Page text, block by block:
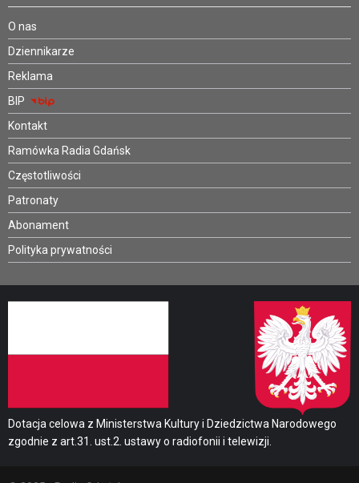
O nas
Dziennikarze
Reklama
BIP
Kontakt
Ramówka Radia Gdańsk
Częstotliwości
Patronaty
Abonament
Polityka prywatności
Dotacja celowa z Ministerstwa Kultury i Dziedzictwa Narodowego
zgodnie z art.31. ust.2. ustawy o radiofonii i telewizji.